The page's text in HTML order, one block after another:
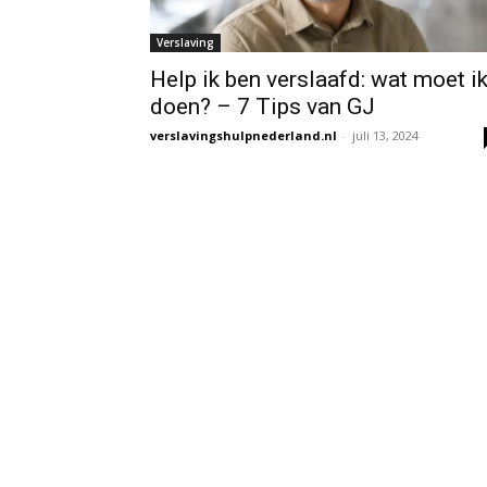
Verslaving
Help ik ben verslaafd: wat moet ik
doen? – 7 Tips van GJ
verslavingshulpnederland.nl - juli 13, 2024